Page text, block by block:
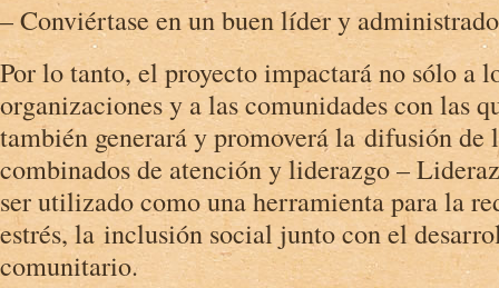
– Conviértase en un buen líder y
Por lo tanto, el proyecto impactará no sólo a
organizaciones y a las comunidades con las
también generará y promoverá la difusión de
combinados de atención y liderazgo –
ser utilizado como una herramienta para la
estrés, la inclusión social junto con el
comunitario.